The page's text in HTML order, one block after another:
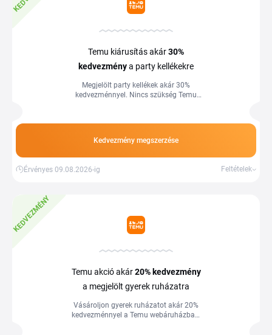
Temu kiárusítás akár30%
kedvezménya party kellékekre
Megjelölt party kellékek akár 30%
kedvezménnyel. Nincs szükség Temu
Kedvezmény megszerzése
Érvényes 09.08.2026-ig Feltételek
KEDVEZMÉNY
Temu akció akár20% kedvezmény
a megjelölt gyerek ruházatra
Vásároljon gyerek ruházatot akár 20%
kedvezménnyel a Temu webáruházban.